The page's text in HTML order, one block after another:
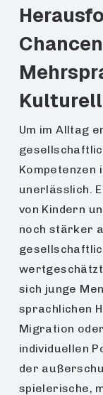
Um im Alltag
Kompetenzen
unerlässlich.
von Kindern
noch stärker
sich junge
sprachlichen
Migration
individuellen
der
spielerische,